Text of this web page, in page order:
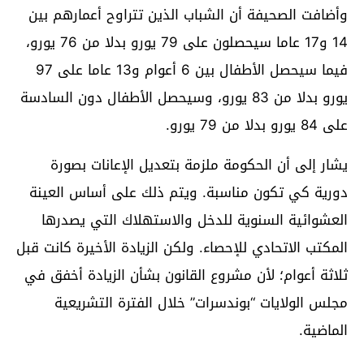
وأضافت الصحيفة أن الشباب الذين تتراوح أعمارهم بين
14 و17 عاما سيحصلون على 79 يورو بدلا من 76 يورو،
فيما سيحصل الأطفال بين 6 أعوام و13 عاما على 97
يورو بدلا من 83 يورو، وسيحصل الأطفال دون السادسة
على 84 يورو بدلا من 79 يورو.
يشار إلى أن الحكومة ملزمة بتعديل الإعانات بصورة
دورية كي تكون مناسبة. ويتم ذلك على أساس العينة
العشوائية السنوية للدخل والاستهلاك التي يصدرها
المكتب الاتحادي للإحصاء. ولكن الزيادة الأخيرة كانت قبل
ثلاثة أعوام؛ لأن مشروع القانون بشأن الزيادة أخفق في
مجلس الولايات “بوندسرات” خلال الفترة التشريعية
الماضية.